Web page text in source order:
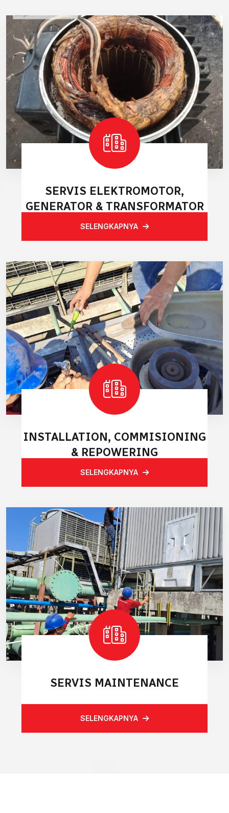
SERVIS ELEKTROMOTOR,
GENERATOR & TRANSFORMATOR
SELENGKAPNYA
INSTALLATION, COMMISIONING
& REPOWERING
SELENGKAPNYA
SERVIS MAINTENANCE
SELENGKAPNYA